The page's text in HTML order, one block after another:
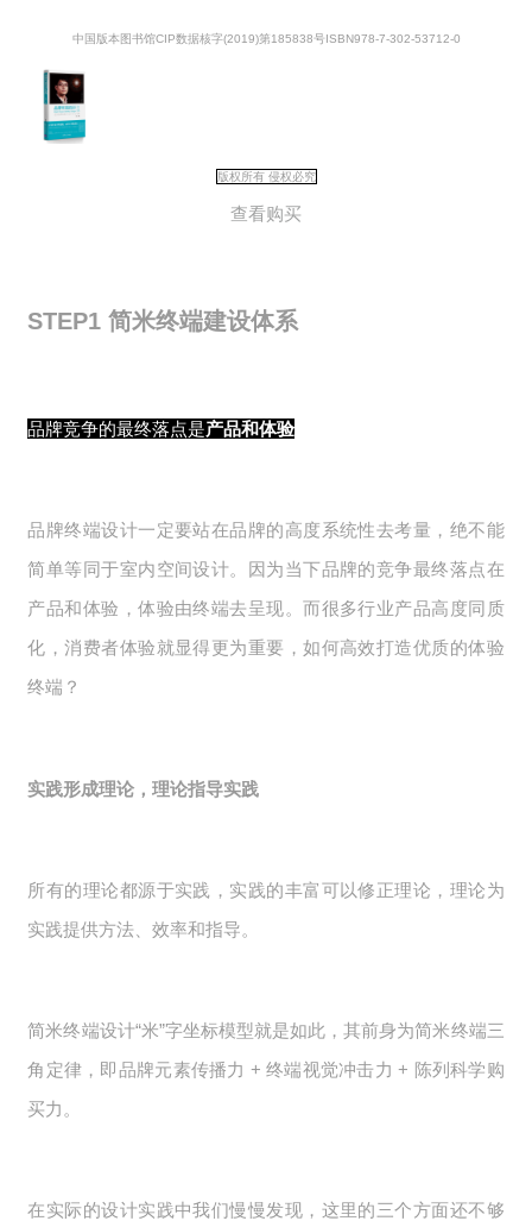
中国版本图书馆CIP数据核字(2019)第185838号ISBN978-7-302-53712-0
版权所有 侵权必究
查看购买
STEP1 简米终端建设体系
品牌竞争的最终落点是产品和体验
品牌终端设计一定要站在品牌的高度系统性去考量，绝不能
简单等同于室内空间设计。因为当下品牌的竞争最终落点在
产品和体验，体验由终端去呈现。而很多行业产品高度同质
化，消费者体验就显得更为重要，如何高效打造优质的体验
终端？
实践形成理论，理论指导实践
所有的理论都源于实践，实践的丰富可以修正理论，理论为
实践提供方法、效率和指导。
简米终端设计“米”字坐标模型就是如此，其前身为简米终端三
角定律，即品牌元素传播力 + 终端视觉冲击力 + 陈列科学购
买力。
在实际的设计实践中我们慢慢发现，这里的三个方面还不够